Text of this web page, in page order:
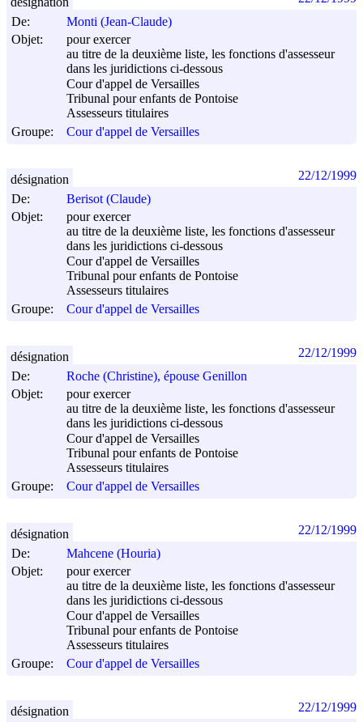
De:
Monti (Jean-Claude)
Objet:
pour exercer
au titre de la deuxième liste, les fonctions d'assesseur
dans les juridictions ci-dessous
Cour d'appel de Versailles
Tribunal pour enfants de Pontoise
Assesseurs titulaires
Groupe:
Cour d'appel de Versailles
De:
Berisot (Claude)
Objet:
pour exercer
au titre de la deuxième liste, les fonctions d'assesseur
dans les juridictions ci-dessous
Cour d'appel de Versailles
Tribunal pour enfants de Pontoise
Assesseurs titulaires
Groupe:
Cour d'appel de Versailles
désignation 22/12/1999
De:
Roche (Christine), épouse Genillon
Objet:
pour exercer
au titre de la deuxième liste, les fonctions d'assesseur
dans les juridictions ci-dessous
Cour d'appel de Versailles
Tribunal pour enfants de Pontoise
Assesseurs titulaires
Groupe:
Cour d'appel de Versailles
désignation 22/12/1999
De:
Mahcene (Houria)
Objet:
pour exercer
au titre de la deuxième liste, les fonctions d'assesseur
dans les juridictions ci-dessous
Cour d'appel de Versailles
Tribunal pour enfants de Pontoise
Assesseurs titulaires
Groupe:
Cour d'appel de Versailles
désignation 22/12/1999
désignation 22/12/1999